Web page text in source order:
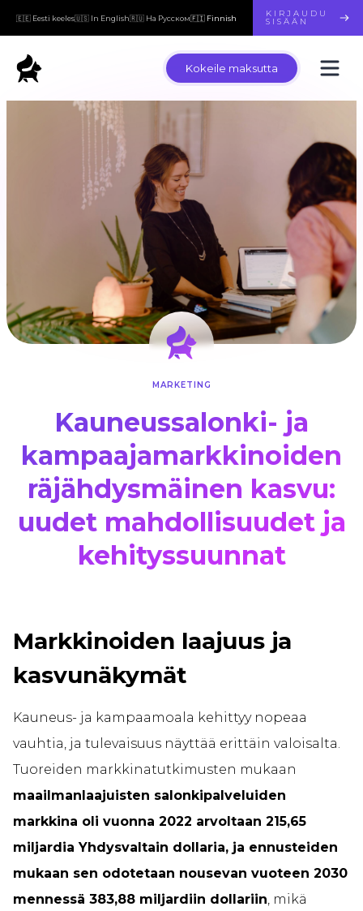
🇪🇪 Eesti keeles🇺🇸 In English🇷🇺 На Русском🇫🇮 Finnish KIRJAUDU
SISÄÄN
Kokeile maksutta
MARKETING
Kauneussalonki- ja
kampaajamarkkinoiden
räjähdysmäinen kasvu:
uudet mahdollisuudet ja
kehityssuunnat
Markkinoiden laajuus ja
kasvunäkymät
Kauneus- ja kampaamoala kehittyy nopeaa
vauhtia, ja tulevaisuus näyttää erittäin valoisalta.
Tuoreiden markkinatutkimusten mukaan
maailmanlaajuisten salonkipalveluiden
markkina oli vuonna 2022 arvoltaan 215,65
miljardia Yhdysvaltain dollaria, ja ennusteiden
mukaan sen odotetaan nousevan vuoteen 2030
mennessä 383,88 miljardiin dollariin, mikä